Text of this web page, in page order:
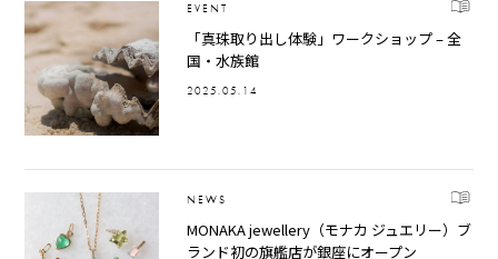
EVENT
「真珠取り出し体験」ワークショップ – 全
国・水族館
2025.05.14
NEWS
MONAKA jewellery（モナカ ジュエリー）ブ
ランド初の旗艦店が銀座にオープン